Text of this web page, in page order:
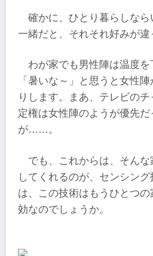
確かに、ひとり暮らしなら
一緒だと、それそれ好みが違
わが家でも男性陣は温度を
「暑いな～」と思うと女性
りします。まあ、テレビの
定権は女性陣のようが優先だ
が……。
でも、これからは、そん
してくれるのが、センシン
は、この技術はもうひとつ
効なのでしょうか。